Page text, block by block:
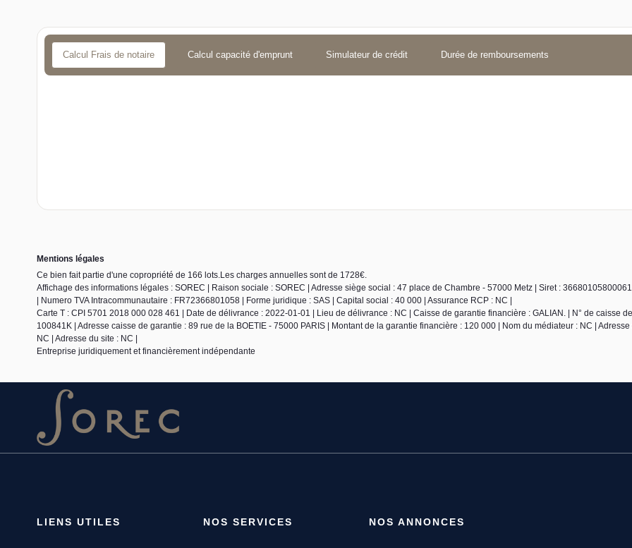
Calcul Frais de notaire Calcul capacité d'emprunt Simulateur de crédit Durée de remboursements
Mentions légales
Ce bien fait partie d'une copropriété de 166 lots.Les charges annuelles sont de 1728€.
Affichage des informations légales : SOREC | Raison sociale : SOREC | Adresse siège social : 47 place de Chambre - 57000 Metz | Siret :
| Numero TVA Intracommunautaire : FR72366801058 | Forme juridique : SAS | Capital social : 40 000 | Assurance RCP : NC |
Carte T : CPI 5701 2018 000 028 461 | Date de délivrance : 2022-01-01 | Lieu de délivrance : NC | Caisse de garantie financière : GALIAN. | N° de caisse
100841K | Adresse caisse de garantie : 89 rue de la BOETIE - 75000 PARIS | Montant de la garantie financière : 120 000 | Nom du médiateur : NC |
NC | Adresse du site : NC |
Entreprise juridiquement et financièrement indépendante
LIENS UTILES NOS SERVICES NOS ANNONCES